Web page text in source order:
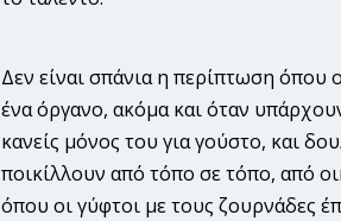
Δεν είναι σπάνια η περίπτωση όπου
ένα όργανο, ακόμα και όταν
κανείς μόνος του για γούστο, και
ποικίλλουν από τόπο σε τόπο, από
όπου οι γύφτοι με τους ζουρνάδες